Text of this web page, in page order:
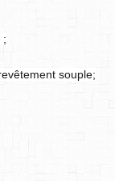
;
souple;